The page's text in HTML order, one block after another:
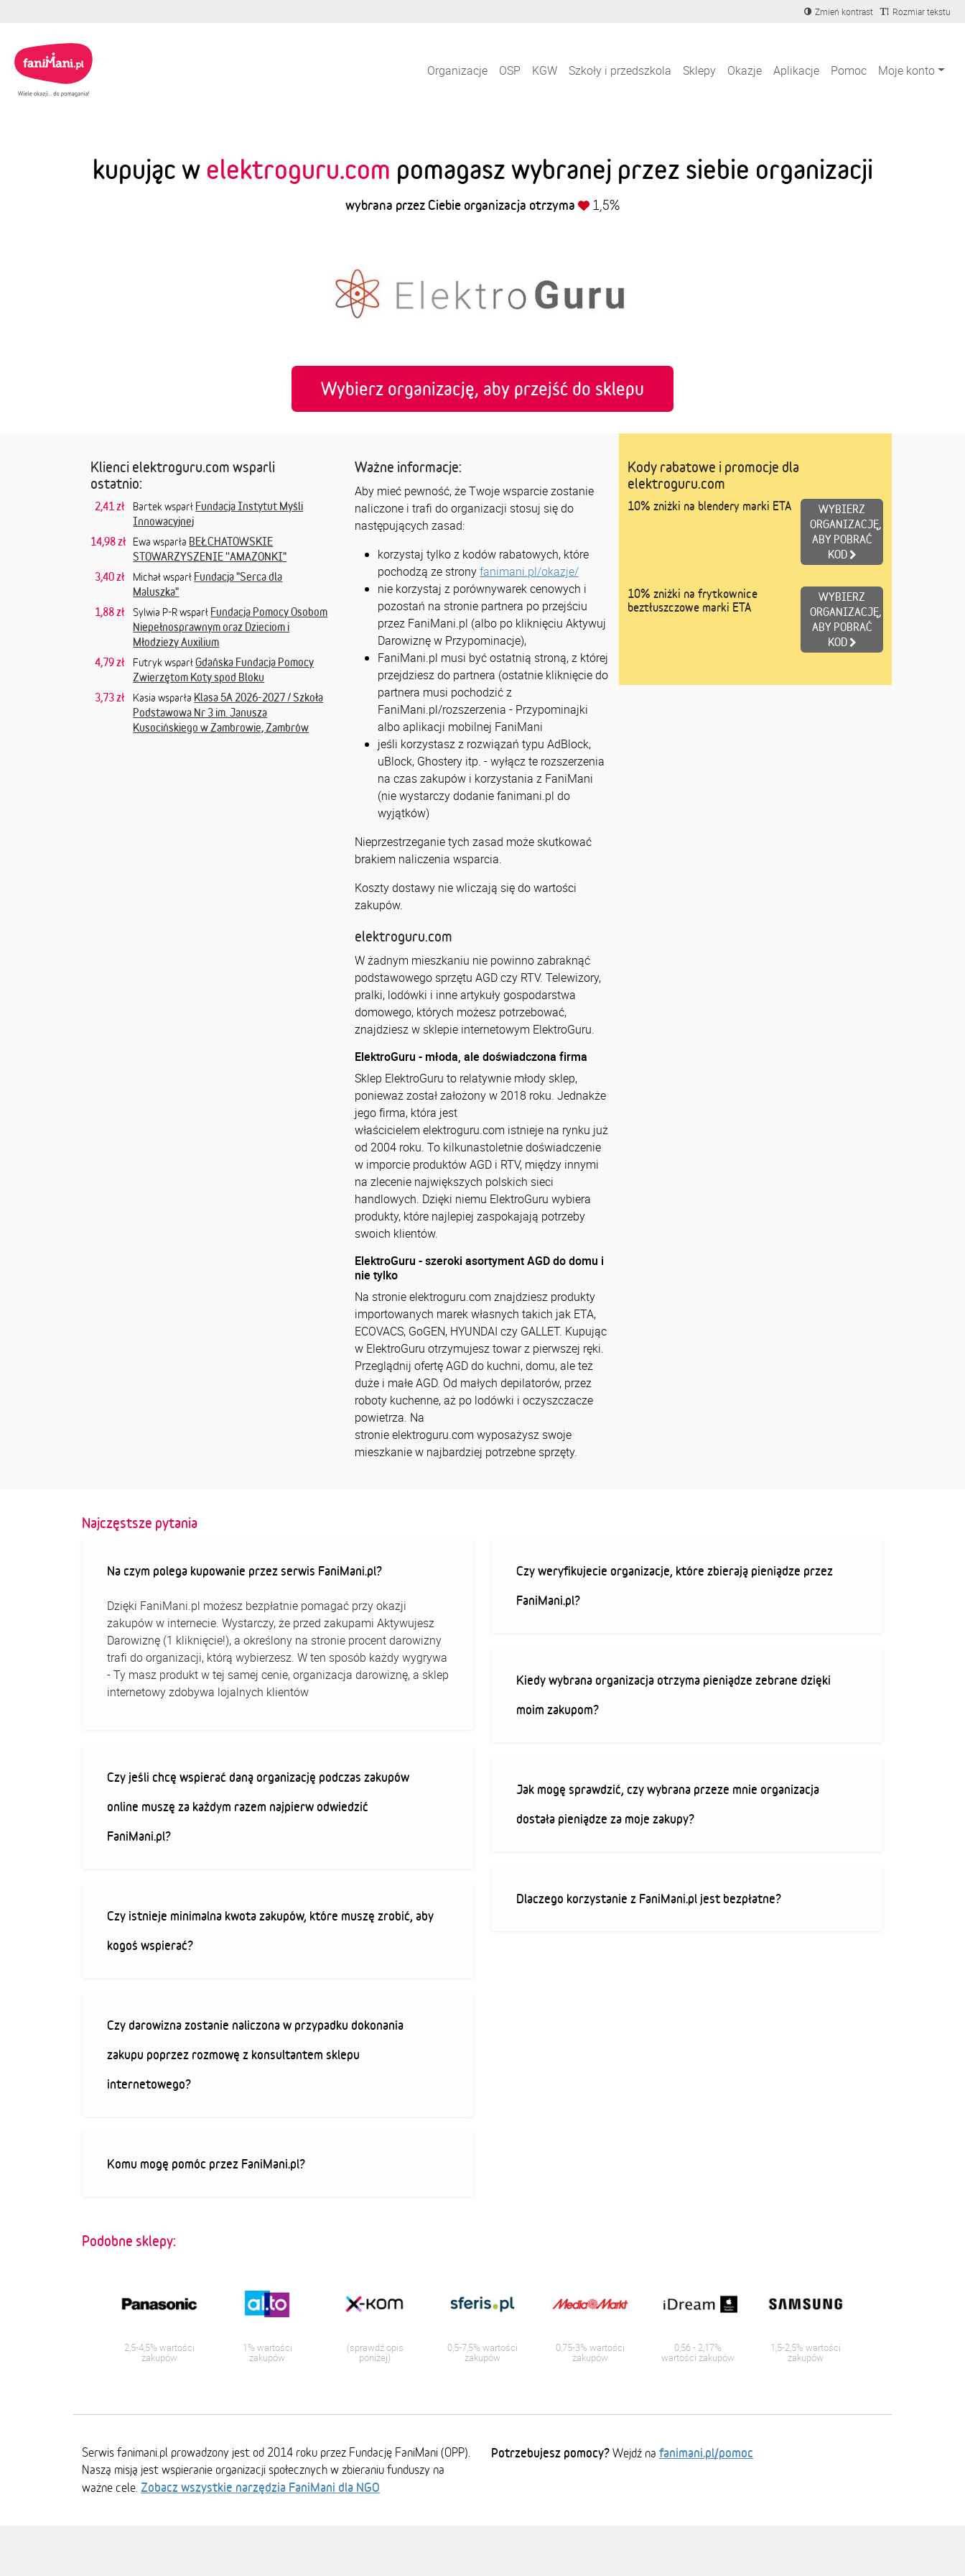
Zmień kontrast Rozmiar tekstu
Organizacje OSP KGW Szkoły i przedszkola Sklepy Okazje Aplikacje Pomoc Moje konto
kupując w elektroguru.com pomagasz wybranej przez siebie organizacji
wybrana przez Ciebie organizacja otrzyma 1,5%
Wybierz organizację, aby przejść do sklepu
Klienci elektroguru.com wsparli
ostatnio:
2,41 zł Bartek wsparł Fundacja Instytut Myśli
Innowacyjnej
14,98 zł
Ewa wsparła BEŁCHATOWSKIE
STOWARZYSZENIE ''AMAZONKI"
3,40 zł
Michał wsparł Fundacja "Serca dla
Maluszka"
1,88 zł
Sylwia P-R wsparł Fundacja Pomocy Osobom
Niepełnosprawnym oraz Dzieciom i
Młodzieży Auxilium
4,79 zł
Futryk wsparłGdańska Fundacja Pomocy
Zwierzętom Koty spod Bloku
3,73 zł
Kasia wsparła Klasa 5A 2026-2027 / Szkoła
Podstawowa Nr 3 im. Janusza
Kusocińskiego w Zambrowie, Zambrów
Ważne informacje:
Aby mieć pewność, że Twoje wsparcie zostanie
naliczone i trafi do organizacji stosuj się do
następujących zasad:
korzystaj tylko z kodów rabatowych, które
pochodzą ze stronyfanimani.pl/okazje/
nie korzystaj z porównywarek cenowych i
pozostań na stronie partnera po przejściu
przez FaniMani.pl (albo po kliknięciu Aktywuj
Darowiznę w Przypominacje),
FaniMani.pl musi być ostatnią stroną, z której
przejdziesz do partnera (ostatnie kliknięcie do
partnera musi pochodzić z
FaniMani.pl/rozszerzenia - Przypominajki
albo aplikacji mobilnej FaniMani
jeśli korzystasz z rozwiązań typu AdBlock,
uBlock, Ghostery itp. - wyłącz te rozszerzenia
na czas zakupów i korzystania z FaniMani
(nie wystarczy dodanie fanimani.pl do
wyjątków)
Nieprzestrzeganie tych zasad może skutkować
brakiem naliczenia wsparcia.
Koszty dostawy nie wliczają się do wartości
zakupów.
elektroguru.com
W żadnym mieszkaniu nie powinno zabraknąć
podstawowego sprzętu AGD czy RTV. Telewizory,
pralki, lodówki i inne artykuły gospodarstwa
domowego, których możesz potrzebować,
znajdziesz w sklepie internetowym ElektroGuru.
ElektroGuru - młoda, ale doświadczona firma
Sklep ElektroGuru to relatywnie młody sklep,
ponieważ został założony w 2018 roku. Jednakże
jego firma, która jest
właścicielem elektroguru.com istnieje na rynku już
od 2004 roku. To kilkunastoletnie doświadczenie
w imporcie produktów AGD i RTV, między innymi
na zlecenie największych polskich sieci
handlowych. Dzięki niemu ElektroGuru wybiera
produkty, które najlepiej zaspokajają potrzeby
swoich klientów.
ElektroGuru - szeroki asortyment AGD do domu i
nie tylko
Na stronie elektroguru.com znajdziesz produkty
importowanych marek własnych takich jak ETA,
ECOVACS, GoGEN, HYUNDAI czy GALLET. Kupując
w ElektroGuru otrzymujesz towar z pierwszej ręki.
Przeglądnij ofertę AGD do kuchni, domu, ale też
duże i małe AGD. Od małych depilatorów, przez
roboty kuchenne, aż po lodówki i oczyszczacze
powietrza. Na
stronie elektroguru.com wyposażysz swoje
mieszkanie w najbardziej potrzebne sprzęty.
Kody rabatowe i promocje dla
elektroguru.com
10% zniżki na blendery marki ETA
WYBIERZ
ORGANIZACJĘ,
ABY POBRAĆ
KOD
10% zniżki na frytkownice
beztłuszczowe marki ETA
WYBIERZ
ORGANIZACJĘ,
ABY POBRAĆ
KOD
Najczęstsze pytania
Na czym polega kupowanie przez serwis FaniMani.pl?
Dzięki FaniMani.pl możesz bezpłatnie pomagać przy okazji
zakupów w internecie. Wystarczy, że przed zakupami Aktywujesz
Darowiznę (1 kliknięcie!), a określony na stronie procent darowizny
trafi do organizacji, którą wybierzesz. W ten sposób każdy wygrywa
- Ty masz produkt w tej samej cenie, organizacja darowiznę, a sklep
internetowy zdobywa lojalnych klientów
Czy jeśli chcę wspierać daną organizację podczas zakupów
online muszę za każdym razem najpierw odwiedzić
FaniMani.pl?
Czy istnieje minimalna kwota zakupów, które muszę zrobić, aby
kogoś wspierać?
Czy darowizna zostanie naliczona w przypadku dokonania
zakupu poprzez rozmowę z konsultantem sklepu
internetowego?
Komu mogę pomóc przez FaniMani.pl?
Czy weryfikujecie organizacje, które zbierają pieniądze przez
FaniMani.pl?
Kiedy wybrana organizacja otrzyma pieniądze zebrane dzięki
moim zakupom?
Jak mogę sprawdzić, czy wybrana przeze mnie organizacja
dostała pieniądze za moje zakupy?
Dlaczego korzystanie z FaniMani.pl jest bezpłatne?
Podobne sklepy:
2,5-4,5% wartości
zakupów
1% wartości
zakupów
(sprawdź opis
poniżej)
0,5-7,5% wartości
zakupów
0,75-3% wartości
zakupów
0,56 - 2,17%
wartości zakupów
1,5-2,5% wartości
zakupów
Serwis fanimani.pl prowadzony jest od 2014 roku przez Fundację FaniMani (OPP).
Naszą misją jest wspieranie organizacji społecznych w zbieraniu funduszy na
ważne cele. Zobacz wszystkie narzędzia FaniMani dla NGO
Potrzebujesz pomocy? Wejdź na fanimani.pl/pomoc